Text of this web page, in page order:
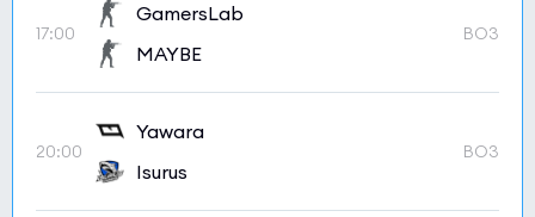
17:00
GamersLab
MAYBE
BO3
20:00
Yawara
Isurus
BO3